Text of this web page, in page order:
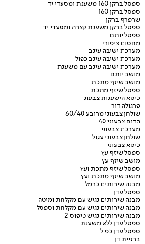
ספסל ברקן 160 משענת ומסעדי יד
ספסל ברקן 160
שרפרף ברקן
ספסל ברקן משענת קצרה ומסעדי יד
ספסל יותם
מחסום ציפורי
מערכת ישיבה עינב
מערכת ישיבה עינב כפול
מערכת ישיבה עינב עם משענת
מושב יותם
מושב שיזף מתכת
ספסל שיזף מתכת
כיסא הישענות צבעוני
פרגולה דור
שולחן צבעוני מרובע 60/40
הדום צבעוני 40
מערכת צבעוני
שולחן צבעוני עגול
כיסא צבעוני
ספסל שיזף עץ
מושב שיזף עץ
ספסל שיזף מתכת ועץ
מושב שיזף מתכת ועץ
מבנה שירותים כרמל
ספסל עדן
מבנה שירותים נגיש עם מקלחת ומיטה
מבנה שירותים נגיש עם מקלחת וספסל
מבנה שירותים נגיש טיפוס 2
ספסל עדן ללא משענת
ספסל עדן כפול
ברזיית דן